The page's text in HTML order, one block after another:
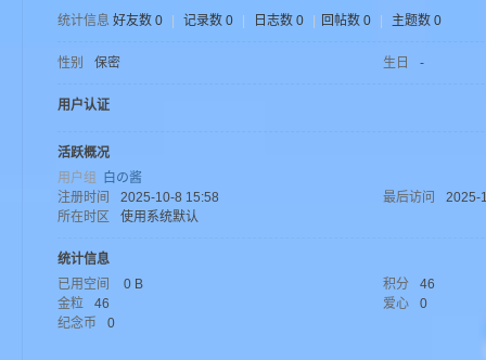
统计信息 好友数 0 记录数 0 日志数 0 回帖数 0 主题数 0
性别 保密 生日 -
用户认证
活跃概况
用户组
白の酱
注册时间
2025-10-8 15:58 最后访问
2025-
所在时区
使用系统默认
统计信息
已用空间
0 B 积分
46
金粒
46 爱心
0
纪念币
0